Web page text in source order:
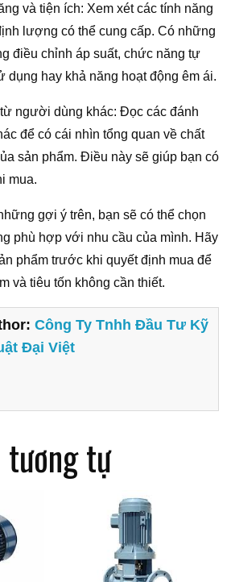
và tiện ích: Xem xét các tính năng
lượng có thể cung cấp. Có những
điều chỉnh áp suất, chức năng tự
dụng hay khả năng hoạt động êm ái.
người dùng khác: Đọc các đánh
để có cái nhìn tổng quan về chất
sản phẩm. Điều này sẽ giúp bạn có
mua.
gợi ý trên, bạn sẽ có thể chọn
phù hợp với nhu cầu của mình. Hãy
phẩm trước khi quyết định mua để
và tiêu tốn không cần thiết.
Công Ty Tnhh Đầu Tư Kỹ
Đại Việt
tương tự